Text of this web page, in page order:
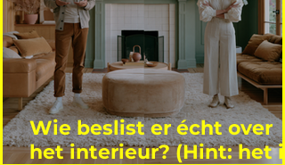
Wie beslist er écht over
het interieur? (Hint: het is